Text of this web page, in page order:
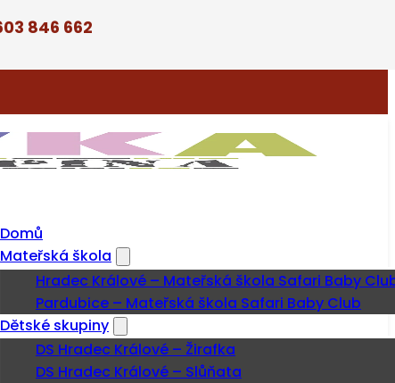
846 662
Domů
Mateřská škola
Hradec Králové – Mateřská škola Safari Baby
Pardubice – Mateřská škola Safari Baby Club
Dětské skupiny
DS Hradec Králové – Žirafka
DS Hradec Králové – Slůňata